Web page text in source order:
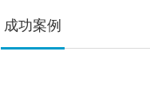
成功案例